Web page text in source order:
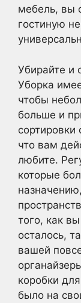
мебель, вы
гостиную
Убирайте и
Уборка
чтобы
больше и
сортировки
что вам
любите.
которые
того, как
осталось,
вашей
коробки
было на